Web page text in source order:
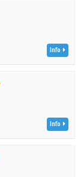
Info
Info